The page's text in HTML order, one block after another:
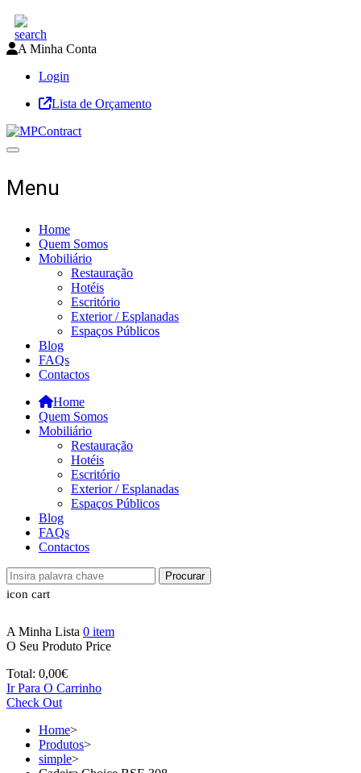
A Minha Conta
Login
Lista de Orçamento
Toggle navigation
Menu
Home
Quem Somos
Mobiliário
Restauração
Hotéis
Escritório
Exterior / Esplanadas
Espaços Públicos
Blog
FAQs
Contactos
Home
Quem Somos
Mobiliário
Restauração
Hotéis
Escritório
Exterior / Esplanadas
Espaços Públicos
Blog
FAQs
Contactos
Procurar
icon cart
A Minha Lista 0 item
O Seu Produto Price
Total: 0,00€
Ir Para O Carrinho
Check Out
Home>
Produtos>
simple>